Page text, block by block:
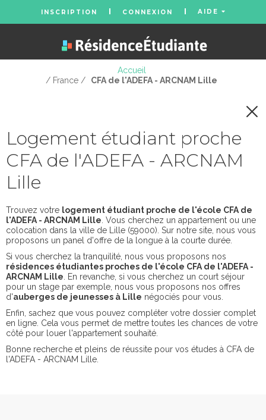
INSCRIPTION CONNEXION AIDE
Accueil
/ France /
CFA de l'ADEFA - ARCNAM Lille
Logement étudiant proche
CFA de l'ADEFA - ARCNAM
Lille
Trouvez votre logement étudiant proche de l'école CFA de
l'ADEFA - ARCNAM Lille . Vous cherchez un appartement ou une
colocation dans la ville de Lille (59000). Sur notre site, nous vous
proposons un panel d'offre de la longue à la courte durée.
Si vous cherchez la tranquilité, nous vous proposons nos
résidences étudiantes proches de l'école CFA de l'ADEFA -
ARCNAM Lille . En revanche, si vous cherchez un court séjour
pour un stage par exemple, nous vous proposons nos offres
d'auberges de jeunesses à Lille négociés pour vous.
Enfin, sachez que vous pouvez compléter votre dossier complet
en ligne. Cela vous permet de mettre toutes les chances de votre
côté pour louer l'appartement souhaité.
Bonne recherche et pleins de réussite pour vos études à CFA de
l'ADEFA - ARCNAM Lille.